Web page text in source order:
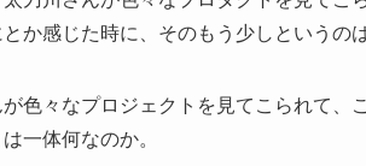
か感じた時に、そのもう少しというの
色々なプロジェクトを見てこられて、
一体何なのか。